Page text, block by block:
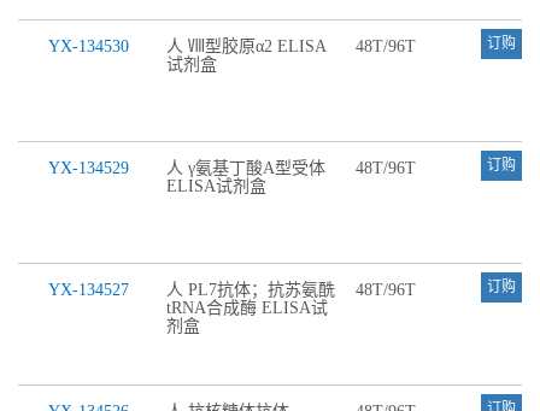
YX-134530
人 Ⅷ型胶原α2 ELISA
试剂盒
48T/96T 订购
YX-134529
人 γ氨基丁酸A型受体
ELISA试剂盒
48T/96T 订购
YX-134527
人 PL7抗体；抗苏氨酰
tRNA合成酶 ELISA试
剂盒
48T/96T 订购